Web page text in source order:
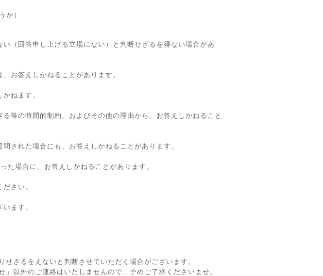
か）
（回答申し上げる立場にない）と判断せざるを得ない場合があ
お答えしかねることがあります。
ねます。
等の時間的制約、およびその他の理由から、お答えしかねること
された場合にも、お答えしかねることがあります。
た場合に、お答えしかねることがあります。
さい。
ます。
ざるをえないと判断させていただく場合がございます。
以外のご連絡はいたしませんので、予めご了承くださいませ。